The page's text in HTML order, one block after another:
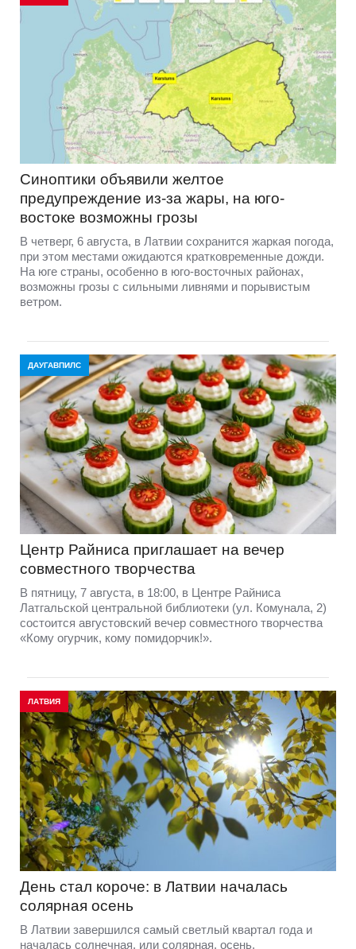
Синоптики объявили желтое
предупреждение из-за жары, на юго-
востоке возможны грозы
В четверг, 6 августа, в Латвии сохранится жаркая погода,
при этом местами ожидаются кратковременные дожди.
На юге страны, особенно в юго-восточных районах,
возможны грозы с сильными ливнями и порывистым
ветром.
ДАУГАВПИЛС
Центр Райниса приглашает на вечер
совместного творчества
В пятницу, 7 августа, в 18:00, в Центре Райниса
Латгальской центральной библиотеки (ул. Комунала, 2)
состоится августовский вечер совместного творчества
«Кому огурчик, кому помидорчик!».
ЛАТВИЯ
День стал короче: в Латвии началась
солярная осень
В Латвии завершился самый светлый квартал года и
началась солнечная, или солярная, осень,